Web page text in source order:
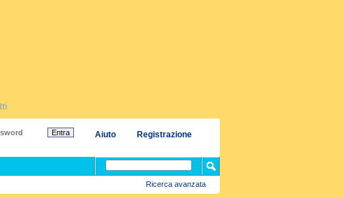
Registrazione
Aiuto
Ricerca avanzata